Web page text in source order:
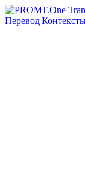
Перевод